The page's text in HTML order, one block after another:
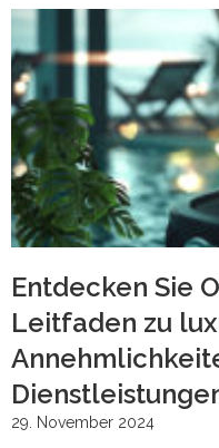
Entdecken Sie
Leitfaden zu
29. November 2024